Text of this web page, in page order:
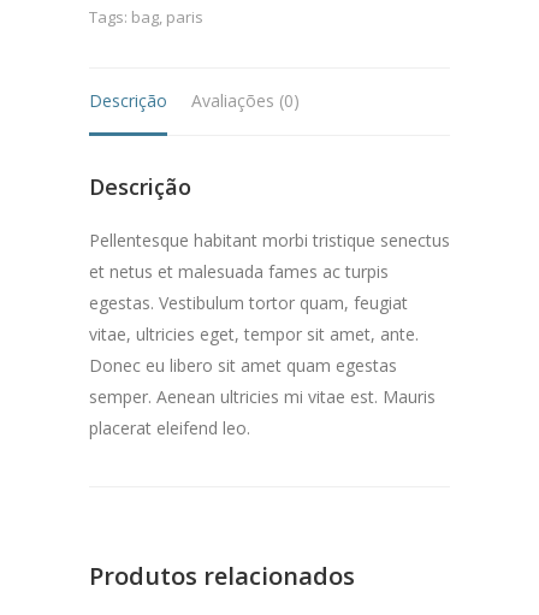
Tags: bag, paris
Descrição Avaliações (0)
Descrição
Pellentesque habitant morbi tristique senectus
et netus et malesuada fames ac turpis
egestas. Vestibulum tortor quam, feugiat
vitae, ultricies eget, tempor sit amet, ante.
Donec eu libero sit amet quam egestas
semper. Aenean ultricies mi vitae est. Mauris
placerat eleifend leo.
Produtos relacionados